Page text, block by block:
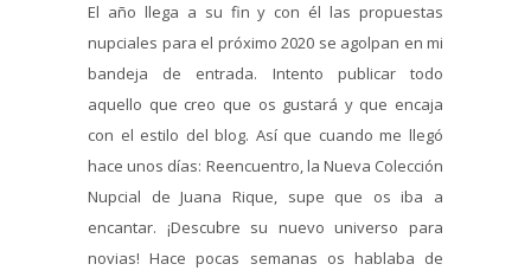
El año llega a su fin y con él las propuestas
nupciales para el próximo 2020 se agolpan en mi
bandeja de entrada. Intento publicar todo
aquello que creo que os gustará y que encaja
con el estilo del blog. Así que cuando me llegó
hace unos días: Reencuentro, la Nueva Colección
Nupcial de Juana Rique, supe que os iba a
encantar. ¡Descubre su nuevo universo para
novias! Hace pocas semanas os hablaba de